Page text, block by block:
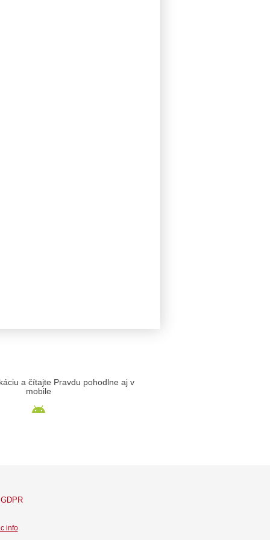
a čítajte Pravdu pohodlne aj v
mobile
GDPR
info.